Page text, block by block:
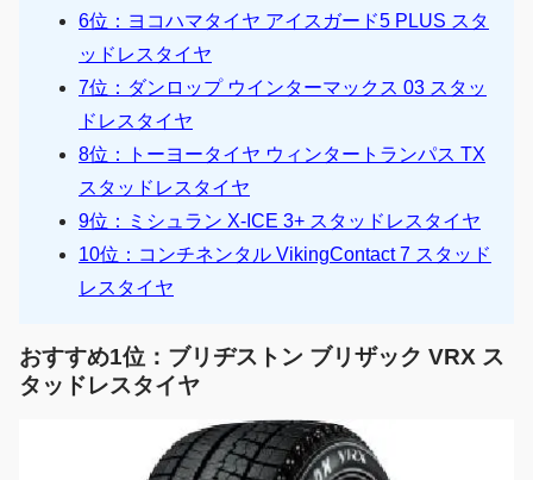
6位：ヨコハマタイヤ アイスガード5 PLUS スタ
ッドレスタイヤ
7位：ダンロップ ウインターマックス 03 スタッ
ドレスタイヤ
8位：トーヨータイヤ ウィンタートランパス TX
スタッドレスタイヤ
9位：ミシュラン X-ICE 3+ スタッドレスタイヤ
10位：コンチネンタル VikingContact 7 スタッド
レスタイヤ
おすすめ1位：ブリヂストン ブリザック VRX ス
タッドレスタイヤ